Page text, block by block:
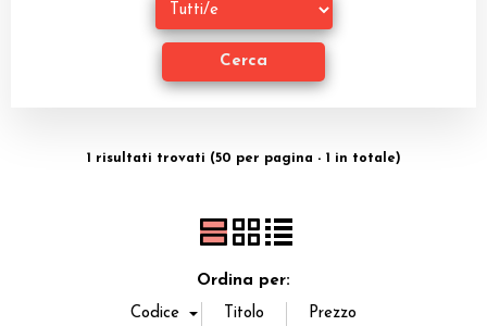
Accessori1 risultati trovati (50 per pagina - 1 in totale)
Ordina per: